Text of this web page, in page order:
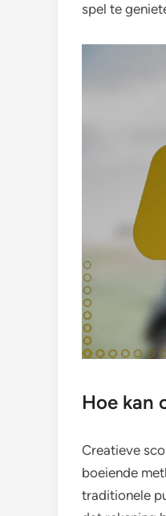
spel te
Hoe kan
Creatieve
boeiende
traditionele